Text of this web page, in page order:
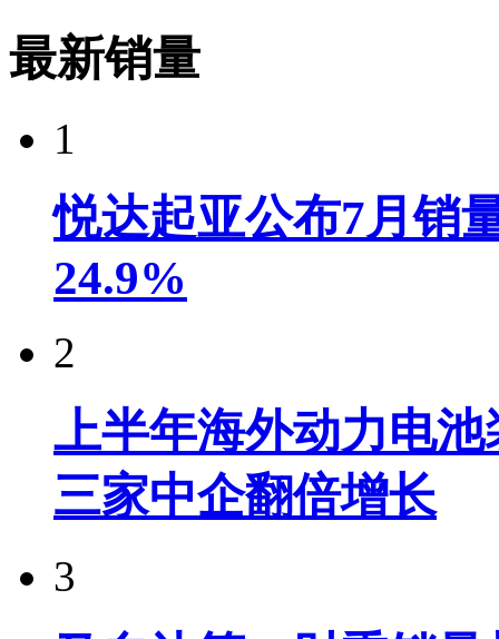
最新销量
1
悦达起亚公布7月销
24.9%
2
上半年海外动力电
三家中企翻倍增长
3